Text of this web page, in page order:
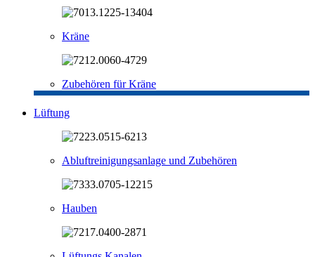
Kräne
Zubehören für Kräne
Lüftung
Abluftreinigungsanlage und Zubehören
Hauben